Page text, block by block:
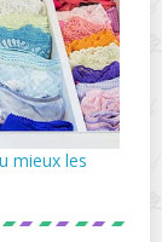
mieux les